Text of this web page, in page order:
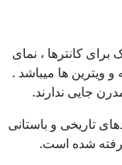
کانترها ، نمای
ویترین ها میباشد .
جایی ندارند.
تاریخی و باستانی
شده است.